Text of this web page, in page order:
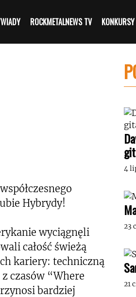
ROCKMETALNEWS TV KONKURSY
Hybrydy!
wyciągnęli
całość świeżą
kariery: techniczną
czasów “Where
bardziej
4
23
21